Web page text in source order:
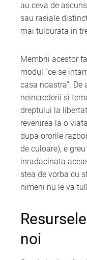
au ceva de
sau rasiale
mai tulburata in
Membrii acestor
modul “ce se
casa noastra”. De
neincrederii si
dreptului la
revenirea la o
dupa ororile
de culoare), e
inradacinata
stea de vorba cu
nimeni nu le va
noi